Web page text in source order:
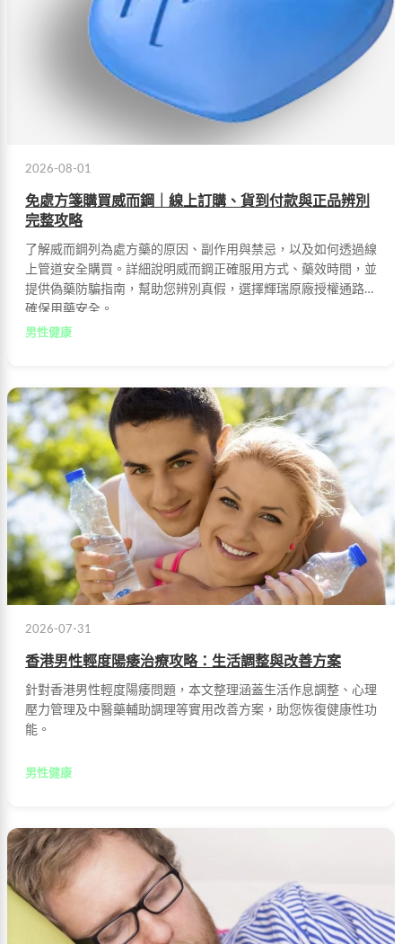
2026-08-01
免處方箋購買威而鋼｜線上訂購、貨到付款與正品辨別
完整攻略
了解威而鋼列為處方藥的原因、副作用與禁忌，以及如何透過線
上管道安全購買。詳細說明威而鋼正確服用方式、藥效時間，並
提供偽藥防騙指南，幫助您辨別真假，選擇輝瑞原廠授權通路，
確保用藥安全。
男性健康
2026-07-31
香港男性輕度陽痿治療攻略：生活調整與改善方案
針對香港男性輕度陽痿問題，本文整理涵蓋生活作息調整、心理
壓力管理及中醫藥輔助調理等實用改善方案，助您恢復健康性功
能。
男性健康